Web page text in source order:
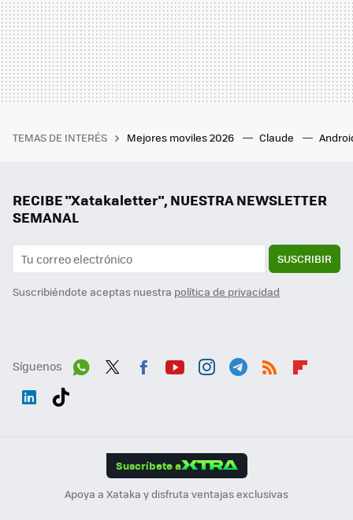
TEMAS DE INTERÉS Mejores moviles 2026 Claude
RECIBE "Xatakaletter", NUESTRA NEWSLETTER
SEMANAL
SUSCRIBIR
Suscribiéndote aceptas nuestra política de privacidad
Síguenos
Suscríbete a
Apoya a Xataka y disfruta ventajas exclusivas